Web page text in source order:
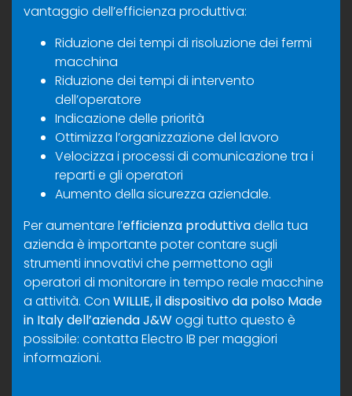
vantaggio dell’efficienza produttiva:
Riduzione dei tempi di risoluzione dei fermi
macchina
Riduzione dei tempi di intervento
dell’operatore
Indicazione delle priorità
Ottimizza l’organizzazione del lavoro
Velocizza i processi di comunicazione tra i
reparti e gli operatori
Aumento della sicurezza aziendale.
Per aumentare l’efficienza produttivadella tua
azienda è importante poter contare sugli
strumenti innovativi che permettono agli
operatori di monitorare in tempo reale macchine
a attività. Con WILLIE, il dispositivo da polso Made
in Italy dell’azienda J&Woggi tutto questo è
possibile: contatta Electro IB per maggiori
informazioni.